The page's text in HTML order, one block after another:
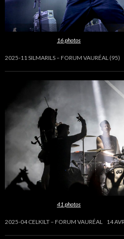
16 photos
2025-11 SILMARILS – FORUM VAURÉAL (95)
41 photos
2025-04 CELKILT – FORUM VAURÉAL 14